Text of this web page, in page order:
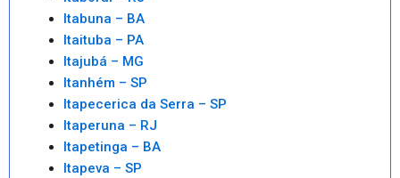
Itabuna – BA
Itaituba – PA
Itajubá – MG
Itanhém – SP
Itapecerica da Serra – SP
Itaperuna – RJ
Itapetinga – BA
Itapeva – SP